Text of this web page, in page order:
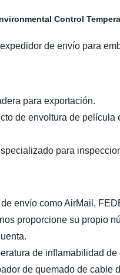
de envío para
para exportación.
de envoltura de
para
envío como AirMail,
proporcione su propio
de inflamabilidad
de quemado de cable